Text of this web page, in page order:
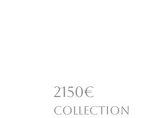
2150€
collection